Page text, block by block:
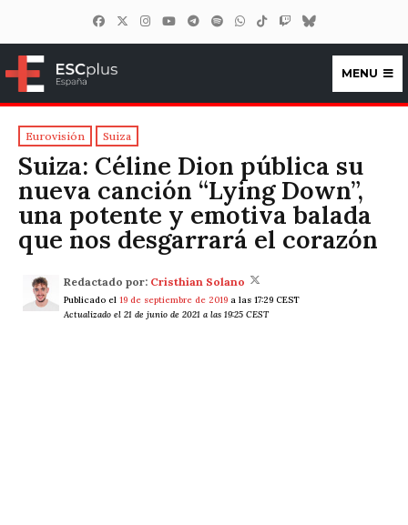
ESCplus España
MENU
Eurovisión Suiza
Suiza: Céline Dion pública su
nueva canción “Lying Down”,
una potente y emotiva balada
que nos desgarrará el corazón
Redactado por: Cristhian Solano
Publicado el 19 de septiembre de 2019 a las 17:29 CEST
Actualizado el 21 de junio de 2021 a las 19:25 CEST